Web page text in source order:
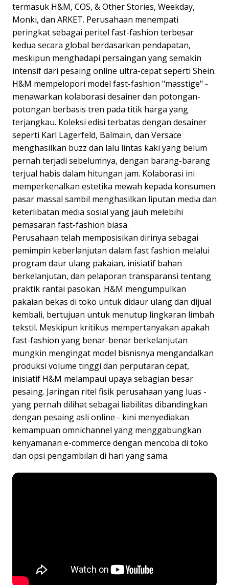
termasuk H&M, COS, & Other Stories, Weekday,
Monki, dan ARKET. Perusahaan menempati
peringkat sebagai peritel fast-fashion terbesar
kedua secara global berdasarkan pendapatan,
meskipun menghadapi persaingan yang semakin
intensif dari pesaing online ultra-cepat seperti Shein.
H&M mempelopori model fast-fashion "masstige" -
menawarkan kolaborasi desainer dan potongan-
potongan berbasis tren pada titik harga yang
terjangkau. Koleksi edisi terbatas dengan desainer
seperti Karl Lagerfeld, Balmain, dan Versace
menghasilkan buzz dan lalu lintas kaki yang belum
pernah terjadi sebelumnya, dengan barang-barang
terjual habis dalam hitungan jam. Kolaborasi ini
memperkenalkan estetika mewah kepada konsumen
pasar massal sambil menghasilkan liputan media dan
keterlibatan media sosial yang jauh melebihi
pemasaran fast-fashion biasa.
Perusahaan telah memposisikan dirinya sebagai
pemimpin keberlanjutan dalam fast fashion melalui
program daur ulang pakaian, inisiatif bahan
berkelanjutan, dan pelaporan transparansi tentang
praktik rantai pasokan. H&M mengumpulkan
pakaian bekas di toko untuk didaur ulang dan dijual
kembali, bertujuan untuk menutup lingkaran limbah
tekstil. Meskipun kritikus mempertanyakan apakah
fast-fashion yang benar-benar berkelanjutan
mungkin mengingat model bisnisnya mengandalkan
produksi volume tinggi dan perputaran cepat,
inisiatif H&M melampaui upaya sebagian besar
pesaing. Jaringan ritel fisik perusahaan yang luas -
yang pernah dilihat sebagai liabilitas dibandingkan
dengan pesaing asli online - kini menyediakan
kemampuan omnichannel yang menggabungkan
kenyamanan e-commerce dengan mencoba di toko
dan opsi pengambilan di hari yang sama.